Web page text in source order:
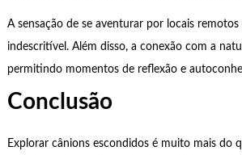
A sensação de se aventurar por locais
indescritível. Além disso, a conexão com a
permitindo momentos de reflexão e
Conclusão
Explorar cânions escondidos é muito mais do